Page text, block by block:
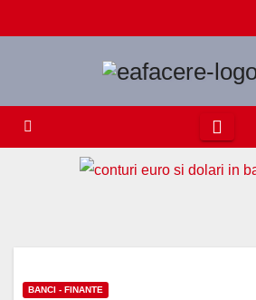
to
BANCI - FINANTE